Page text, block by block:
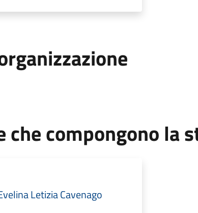
che compongono la
Letizia Cavenago